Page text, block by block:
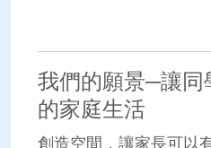
我們的願景─讓同
的家庭生活
創造空間，讓家長可以